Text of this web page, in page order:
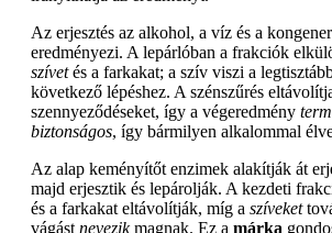
Az erjesztés az alkohol, a víz és a
eredményezi. A lepárlóban a frakciók
szívetés a farkakat; a szív viszi a
következő lépéshez. A szénszűrés
szennyeződéseket, így a végeredmény
biztonságos, így bármilyen alkalommal
Az alap keményítőt enzimek alakítják át
majd erjesztik és lepárolják. A kezdeti
és a farkakat eltávolítják, míg a szíveket
vágást nevezikmagnak. Ez a márka